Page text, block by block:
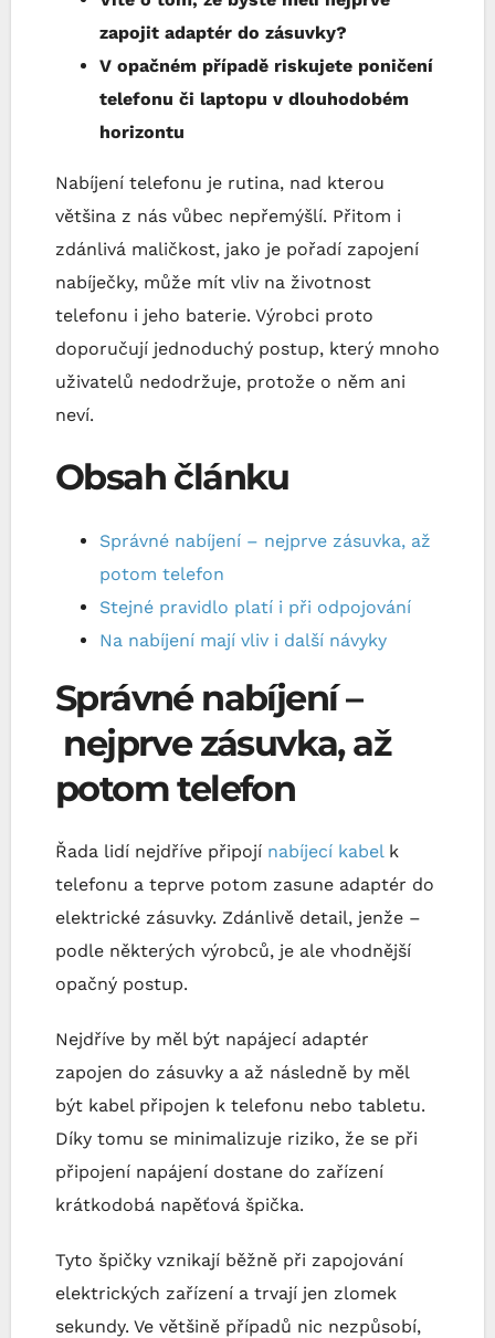
zapojit adaptér do zásuvky?
V opačném případě riskujete poničení
telefonu či laptopu v dlouhodobém
horizontu
Nabíjení telefonu je rutina, nad kterou
většina z nás vůbec nepřemýšlí. Přitom i
zdánlivá maličkost, jako je pořadí zapojení
nabíječky, může mít vliv na životnost
telefonu i jeho baterie. Výrobci proto
doporučují jednoduchý postup, který mnoho
uživatelů nedodržuje, protože o něm ani
neví.
Obsah článku
Správné nabíjení – nejprve zásuvka, až
potom telefon
Stejné pravidlo platí i při odpojování
Na nabíjení mají vliv i další návyky
Správné nabíjení –
nejprve zásuvka, až
potom telefon
Řada lidí nejdříve připojí nabíjecí kabelk
telefonu a teprve potom zasune adaptér do
elektrické zásuvky. Zdánlivě detail, jenže –
podle některých výrobců, je ale vhodnější
opačný postup.
Nejdříve by měl být napájecí adaptér
zapojen do zásuvky a až následně by měl
být kabel připojen k telefonu nebo tabletu.
Díky tomu se minimalizuje riziko, že se při
připojení napájení dostane do zařízení
krátkodobá napěťová špička.
Tyto špičky vznikají běžně při zapojování
elektrických zařízení a trvají jen zlomek
sekundy. Ve většině případů nic nezpůsobí,